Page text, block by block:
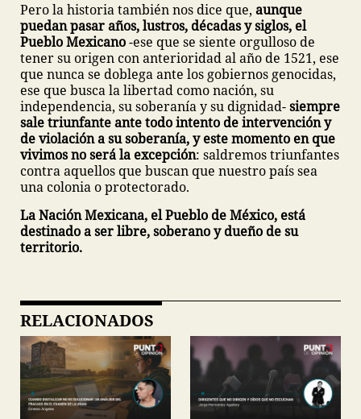
Pero la historia también nos dice que, aunque
puedan pasar años, lustros, décadas y siglos, el
Pueblo Mexicano-ese que se siente orgulloso de
tener su origen con anterioridad al año de 1521, ese
que nunca se doblega ante los gobiernos genocidas,
ese que busca la libertad como nación, su
independencia, su soberanía y su dignidad-siempre
sale triunfante ante todo intento de intervención y
de violación a su soberanía, y este momento en que
vivimos no será la excepción: saldremos triunfantes
contra aquellos que buscan que nuestro país sea
una colonia o protectorado.
La Nación Mexicana, el Pueblo de México, está
destinado a ser libre, soberano y dueño de su
territorio.
RELACIONADOS